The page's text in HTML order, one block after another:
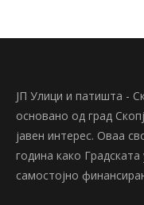
ЈП Улици и патишта -
основано од град
јавен интерес. Оваа
година како
самостојно